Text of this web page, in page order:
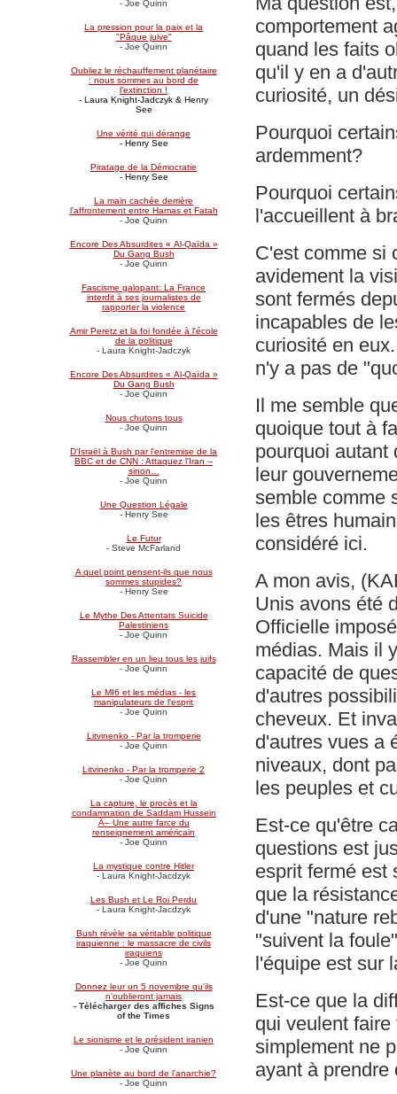
- Joe Quinn
La pression pour la paix et la
"Pâque juive"
- Joe Quinn
Oubliez le réchauffement planétaire
: nous sommes au bord de
l’extinction !
- Laura Knight-Jadczyk & Henry
See
Une vérité qui dérange
- Henry See
Piratage de la Démocratie
- Henry See
La main cachée derrière
l'affrontement entre Hamas et Fatah
- Joe Quinn
Encore Des Absurdites « Al-Qaïda »
Du Gang Bush
- Joe Quinn
Fascisme galopant: La France
interdit à ses journalistes de
rapporter la violence
Amir Peretz et la foi fondée à l'école
de la politique
- Laura Knight-Jadczyk
Encore Des Absurdites « Al-Qaïda »
Du Gang Bush
- Joe Quinn
Nous chutons tous
- Joe Quinn
D'Israël à Bush par l'entremise de la
BBC et de CNN : Attaquez l'Iran --
sinon…
- Joe Quinn
Une Question Légale
- Henry See
Le Futur
- Steve McFarland
A quel point pensent-ils que nous
sommes stupides?
- Henry See
Le Mythe Des Attentats Suicide
Palestiniens
- Joe Quinn
Rassembler en un lieu tous les juifs
- Joe Quinn
Le MI6 et les médias - les
manipulateurs de l'esprit
- Joe Quinn
Litvinenko - Par la tromperie
- Joe Quinn
Litvinenko - Par la tromperie 2
- Joe Quinn
La capture, le procès et la
condamnation de Saddam Hussein
Â– Une autre farce du
renseignement américain
- Joe Quinn
La mystique contre Hitler
- Laura Knight-Jacdzyk
Les Bush et Le Roi Perdu
- Laura Knight-Jacdzyk
Bush révèle sa véritable politique
iraquienne : le massacre de civils
iraquiens
- Joe Quinn
Donnez leur un 5 novembre qu'ils
n'oublieront jamais
- Télécharger des affiches Signs
of the Times
Le sionisme et le président iranien
- Joe Quinn
Une planète au bord de l'anarchie?
- Joe Quinn
comportement
quand les faits
qu'il y en a
curiosité, un
Pourquoi
ardemment?
Pourquoi
l'accueillent à
C'est comme si
avidement la
sont fermés
incapables de
curiosité en
n'y a pas de
Il me semble
quoique tout à
pourquoi autant
leur
semble comme
les êtres
considéré ici.
A mon avis,
Unis avons été
Officielle
médias. Mais il
capacité de
d'autres
cheveux. Et
d'autres vues a
niveaux, dont
les peuples et
Est-ce qu'être
questions est
esprit fermé est
que la
d'une "nature
"suivent la
l'équipe est sur
Est-ce que la
qui veulent
simplement ne
ayant à prendre